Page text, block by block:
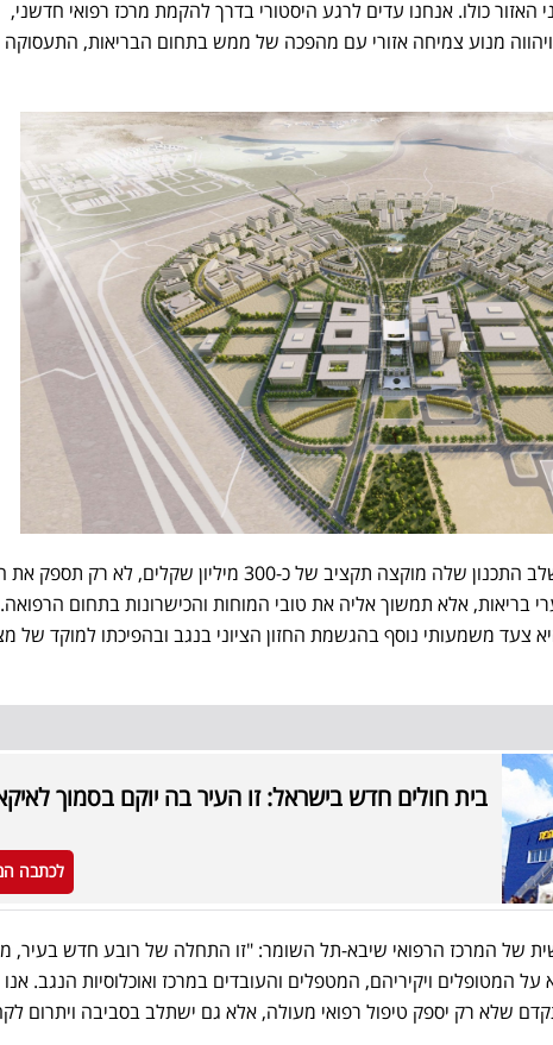
האזור כולו. אנחנו עדים לרגע היסטורי בדרך להקמת מרכז רפואי חדשני,
ויהווה מנוע צמיחה אזורי עם מהפכה של ממש בתחום הבריאות, התעסוקה
"עיר הבריאות של הנגב, שלשלב התכנון שלה מוקצה תקציב של כ-300 מיליון שקלים,
בריאות, אלא תמשוך אליה את טובי המוחות והכישרונות בתחום
צעד משמעותי נוסף בהגשמת החזון הציוני בנגב ובהפיכתו למוקד של
בית חולים חדש בישראל: זו העיר בה יוקם בסמוך
לכתבה
של המרכז הרפואי שיבא-תל השומר: "זו התחלה של רובע חדש בעיר,
המטופלים ויקיריהם, המטפלים והעובדים במרכז ואוכלוסיות הנגב. אנו
שלא רק יספק טיפול רפואי מעולה, אלא גם ישתלב בסביבה ויתרום